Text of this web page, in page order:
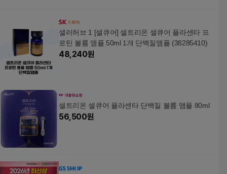
셀러허브 1 [셀큐어] 셀트리온 셀큐어 플라센타 프
로틴 볼륨 앰플 50ml 1개 단백질앰플 (38285410)
48,240원
셀트리온 셀큐어 플라센타 단백질 볼륨 앰플 80ml
56,500원